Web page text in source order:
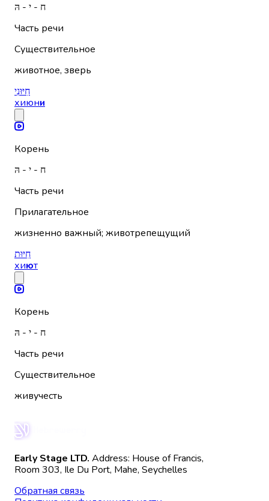
ח - י - הּ
Часть речи
Существительное
животное, зверь
חִיּוּנִי
хиюни
Корень
ח - י - הּ
Часть речи
Прилагательное
жизненно важный; животрепещущий
חִיּוּת
хиют
Корень
ח - י - הּ
Часть речи
Существительное
живучесть
Early Stage LTD. Address: House of Francis,
Room 303, Ile Du Port, Mahe, Seychelles
Обратная связь